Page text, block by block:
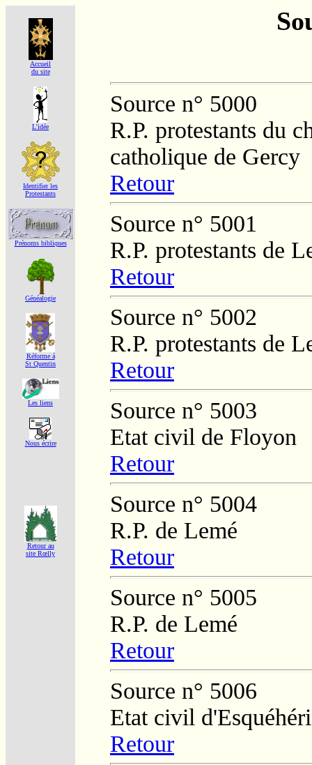
Accueil
du site
L'idée
Identifier les
Protestants
Prénoms bibliques
Généalogie
Réforme á
St Quentin
Les liens
Nous écrire
Retour au
site Rœlly
Source n° 5000
R.P. protestants du
catholique de Gercy
Retour
Source n° 5001
R.P. protestants de
Retour
Source n° 5002
R.P. protestants de
Retour
Source n° 5003
Etat civil de Floyon
Retour
Source n° 5004
R.P. de Lemé
Retour
Source n° 5005
R.P. de Lemé
Retour
Source n° 5006
Etat civil
Retour